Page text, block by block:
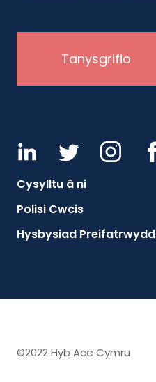
Cysylltu â ni
Polisi Cwcis
Hysbysiad Preifatrwydd
©2022 Hyb Ace Cymru